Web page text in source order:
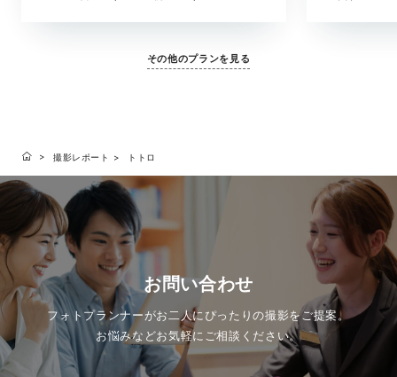
その他のプランを見る
撮影レポート トトロ
お問い合わせ
フォトプランナーがお二人にぴったりの撮影をご提案。
お悩みなどお気軽にご相談ください。